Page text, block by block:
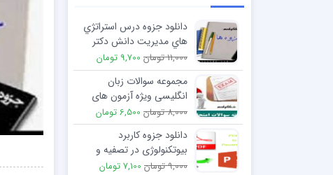
دانلود جزوه درس استراتژي
هاي مديريت دانش دكتر
ربيعي و دكتر پرهيزگار
11,000 تومان 9,700 تومان
مجموعه سوالات زبان
انگلیسی ویژه آزمون های
استخدامی
8,000 تومان 6,500 تومان
دانلود جزوه کاربرد
بیوتکنولوژی در تصفیه و
مدیریت پسماند
9,000 تومان 7,100 تومان